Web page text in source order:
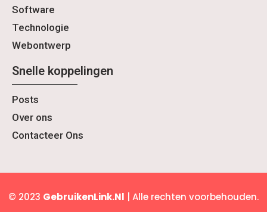
Software
Technologie
Webontwerp
Snelle koppelingen
Posts
Over ons
Contacteer Ons
© 2023 GebruikenLink.Nl | Alle rechten voorbehouden.